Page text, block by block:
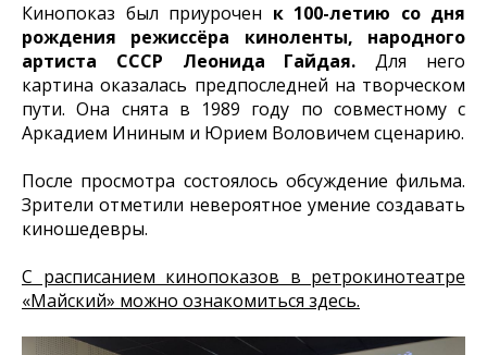
Кинопоказ был приурочен к 100-летию со дня
рождения режиссёра киноленты, народного
артиста СССР Леонида Гайдая. Для него
картина оказалась предпоследней на творческом
пути. Она снята в 1989 году по совместному с
Аркадием Ининым и Юрием Воловичем сценарию.
После просмотра состоялось обсуждение фильма.
Зрители отметили невероятное умение создавать
киношедевры.
С расписанием кинопоказов в ретрокинотеатре
«Майский» можно ознакомиться здесь.